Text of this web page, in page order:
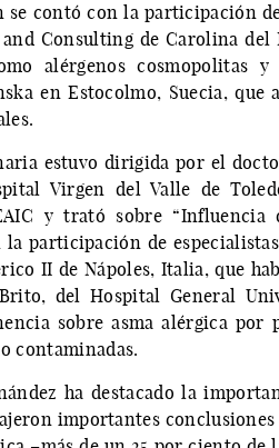
se contó con la participación
Consulting de Carolina del
alérgenos cosmopolitas
en Estocolmo, Suecia, que
estuvo dirigida por el
Virgen del Valle de
y trató sobre
participación de
II de Nápoles, Italia, que
del Hospital General
sobre asma alérgica por
contaminadas.
ha destacado la
importantes